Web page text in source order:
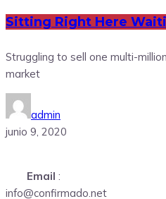
Sitting Right Here
Struggling to sell one multi-
market
admin
junio 9, 2020
Email :
info@confirmado.net